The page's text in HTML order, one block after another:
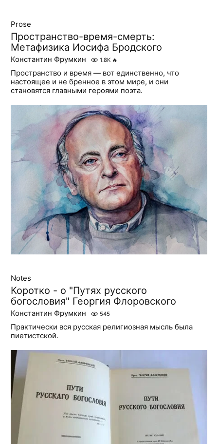
Prose
Пространство-время-смерть:
Метафизика Иосифа Бродского
Константин Фрумкин 1.8K 🔥
Пространство и время — вот единственно, что
настоящее и не бренное в этом мире, и они
становятся главными героями поэта.
Notes
Коротко - о "Путях русского
богословия" Георгия Флоровского
Константин Фрумкин 545
Практически вся русская религиозная мысль была
пиетистской.